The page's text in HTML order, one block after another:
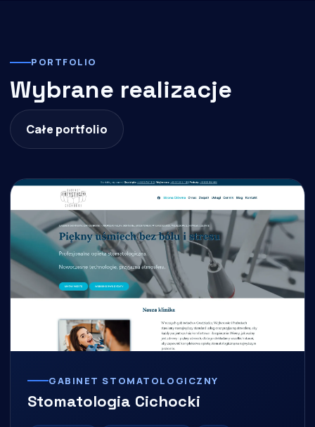
PORTFOLIO
Wybrane realizacje
Całe portfolio
GABINET STOMATOLOGICZNY
Stomatologia Cichocki